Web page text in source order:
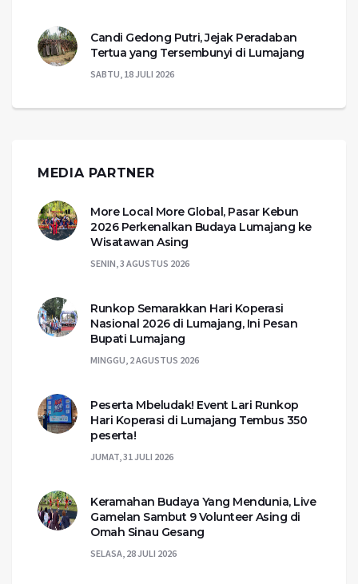
Candi Gedong Putri, Jejak Peradaban
Tertua yang Tersembunyi di Lumajang
SABTU, 18 JULI 2026
MEDIA PARTNER
More Local More Global, Pasar Kebun
2026 Perkenalkan Budaya Lumajang ke
Wisatawan Asing
SENIN, 3 AGUSTUS 2026
Runkop Semarakkan Hari Koperasi
Nasional 2026 di Lumajang, Ini Pesan
Bupati Lumajang
MINGGU, 2 AGUSTUS 2026
Peserta Mbeludak! Event Lari Runkop
Hari Koperasi di Lumajang Tembus 350
peserta!
JUMAT, 31 JULI 2026
Keramahan Budaya Yang Mendunia, Live
Gamelan Sambut 9 Volunteer Asing di
Omah Sinau Gesang
SELASA, 28 JULI 2026